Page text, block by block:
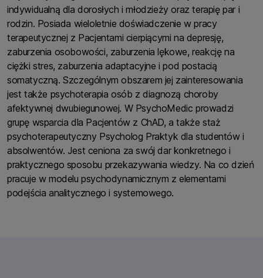
indywidualną dla dorosłych i młodzieży oraz terapię par i
rodzin. Posiada wieloletnie doświadczenie w pracy
terapeutycznej z Pacjentami cierpiącymi na depresję,
zaburzenia osobowości, zaburzenia lękowe, reakcję na
ciężki stres, zaburzenia adaptacyjne i pod postacią
somatyczną. Szczególnym obszarem jej zainteresowania
jest także psychoterapia osób z diagnozą choroby
afektywnej dwubiegunowej. W PsychoMedic prowadzi
grupę wsparcia dla Pacjentów z ChAD, a także staż
psychoterapeutyczny Psycholog Praktyk dla studentów i
absolwentów. Jest ceniona za swój dar konkretnego i
praktycznego sposobu przekazywania wiedzy. Na co dzień
pracuje w modelu psychodynamicznym z elementami
podejścia analitycznego i systemowego.